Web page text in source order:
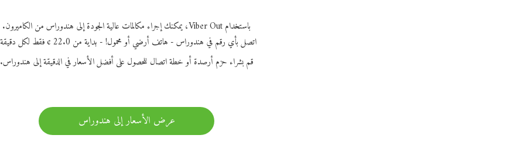
باستخدام Viber Out، يمكنك إجراء مكالمات عالية الجودة إلى هندوراس من الكاميرون.
اتصل بأي رقم في هندوراس - هاتف أرضي أو محمول! - بداية من 22.0 ¢ فقط لكل دقيقة.
قم بشراء حزم أرصدة أو خطة اتصال للحصول على أفضل الأسعار في الدقيقة إلى هندوراس.
عرض الأسعار إلى هندوراس